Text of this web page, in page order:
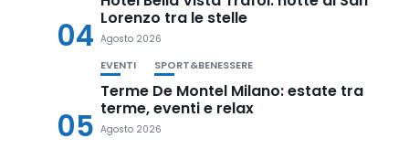
04 Lorenzo tra le stelle
Agosto 2026
05
EVENTI SPORT&BENESSERE
Terme De Montel Milano: estate tra
terme, eventi e relax
Agosto 2026